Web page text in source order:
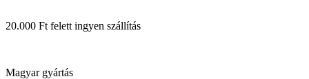
20.000 Ft felett ingyen szállítás
Magyar gyártás